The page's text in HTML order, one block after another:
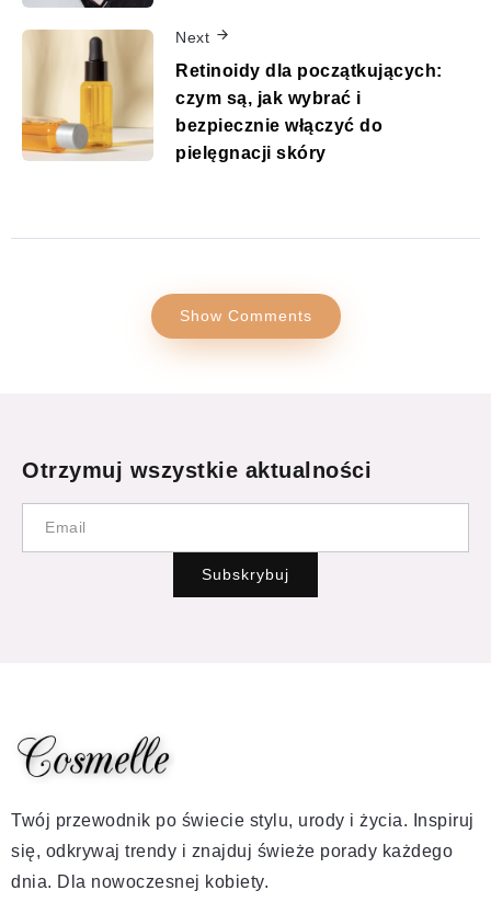
Next
Retinoidy dla początkujących:
czym są, jak wybrać i
bezpiecznie włączyć do
pielęgnacji skóry
Show Comments
Otrzymuj wszystkie aktualności
Subskrybuj
Twój przewodnik po świecie stylu, urody i życia. Inspiruj
się, odkrywaj trendy i znajduj świeże porady każdego
dnia. Dla nowoczesnej kobiety.